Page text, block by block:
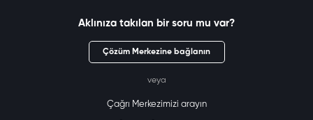
Aklınıza takılan bir soru mu var?
Çözüm Merkezine bağlanın
veya
Çağrı Merkezimizi arayın